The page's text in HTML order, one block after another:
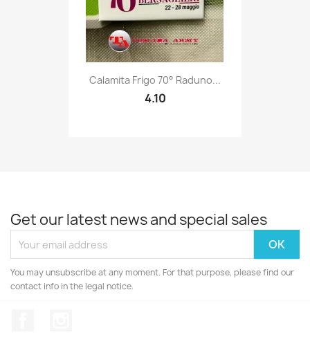
Quick view
Calamita Frigo 70° Raduno...
4.10
Get our latest news and special sales
You may unsubscribe at any moment. For that purpose, please find our
contact info in the legal notice.